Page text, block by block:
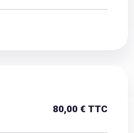
80,00 € TTC